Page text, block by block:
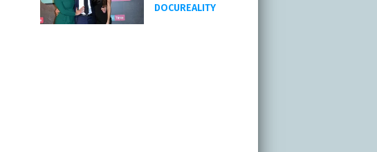
DOCUREALITY